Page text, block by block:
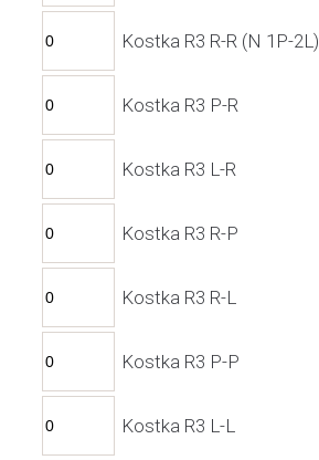
Kostka R3 R-R (N 1P-2L)
Kostka R3 P-R
Kostka R3 L-R
Kostka R3 R-P
Kostka R3 R-L
Kostka R3 P-P
Kostka R3 L-L